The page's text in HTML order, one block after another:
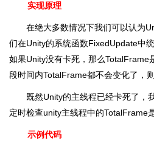
实现原理
在绝大多数情况下我们可以认为
们在Unity的系统函数FixedUpdate中
如果Unity没有卡死，那么TotalFrame
段时间内TotalFrame都不会变化了，
既然Unity的主线程已经卡死了，
定时检查unity主线程中的TotalFrame
示例代码